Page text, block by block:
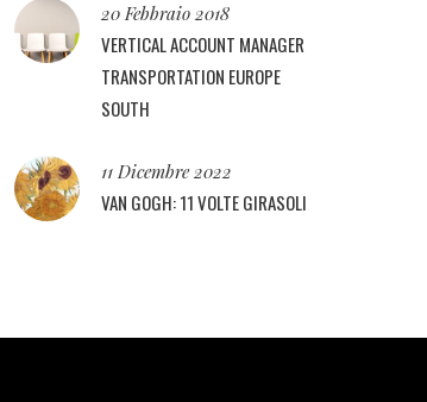
20 Febbraio 2018
VERTICAL ACCOUNT MANAGER
TRANSPORTATION EUROPE
SOUTH
11 Dicembre 2022
VAN GOGH: 11 VOLTE GIRASOLI